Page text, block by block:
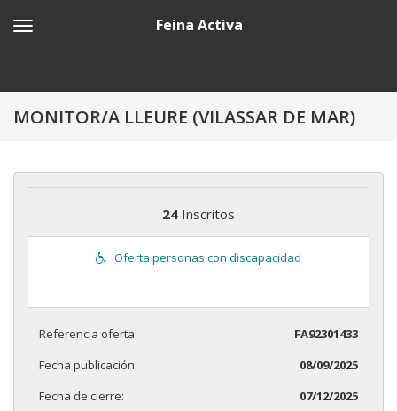
Feina Activa
MONITOR/A LLEURE (VILASSAR DE MAR)
24 Inscritos
Oferta personas con discapacidad
Referencia oferta:
FA92301433
Fecha publicación:
08/09/2025
Fecha de cierre:
07/12/2025